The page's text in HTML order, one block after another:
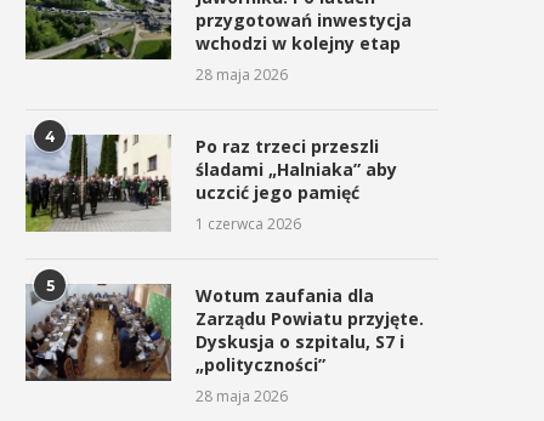
Prace nad przebiegiem drogi
ekspresowej S7 na odcinku...
24 kwietnia 2026
Patrzenia w Niebo
14 kwietnia 2026
przygotowań inwestycja
wchodzi w kolejny etap
28 maja 2026
4
Po raz trzeci przeszli
śladami „Halniaka” aby
uczcić jego pamięć
1 czerwca 2026
5
Wotum zaufania dla
Zarządu Powiatu przyjęte.
Dyskusja o szpitalu, S7 i
„polityczności”
28 maja 2026